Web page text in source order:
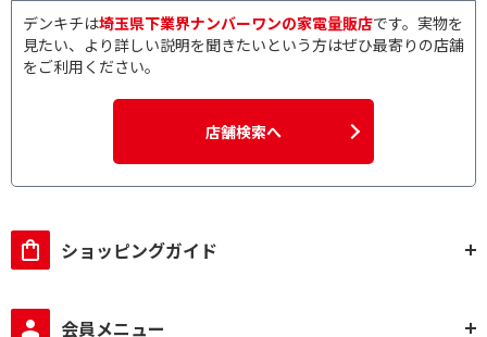
デンキチは埼玉県下業界ナンバーワンの家電量販店です。実物を
見たい、より詳しい説明を聞きたいという方はぜひ最寄りの店舗
をご利用ください。
店舗検索へ
ショッピングガイド
会員メニュー